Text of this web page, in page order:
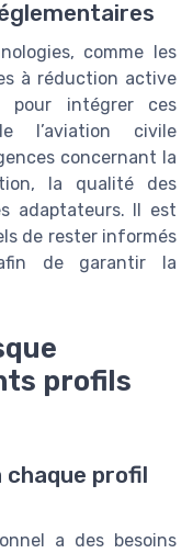
comme les
à réduction active
pour intégrer ces
l’aviation civile
concernant la
la qualité des
adaptateurs. Il est
de rester informés
de garantir la
profils
profil
a des besoins